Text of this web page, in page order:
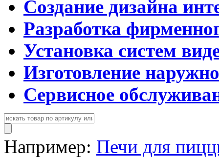
Создание дизайна
Разработка
Установка систем
Изготовление
Сервисное
Например: Печи для